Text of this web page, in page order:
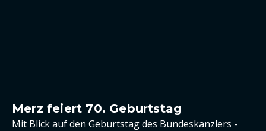
Merz feiert 70. Geburtstag
Mit Blick auf den Geburtstag des Bundeskanzlers -